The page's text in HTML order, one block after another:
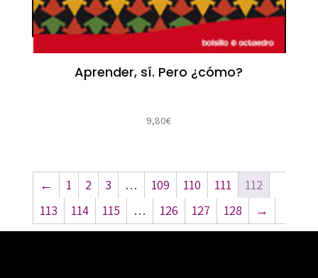
Aprender, sí. Pero ¿cómo?
9,80€
← 1 2 3 … 109 110 111
112
113
114 115 … 126 127 128 →